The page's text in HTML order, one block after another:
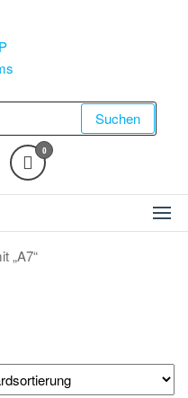
und vieles
Suchen
0
„A7“